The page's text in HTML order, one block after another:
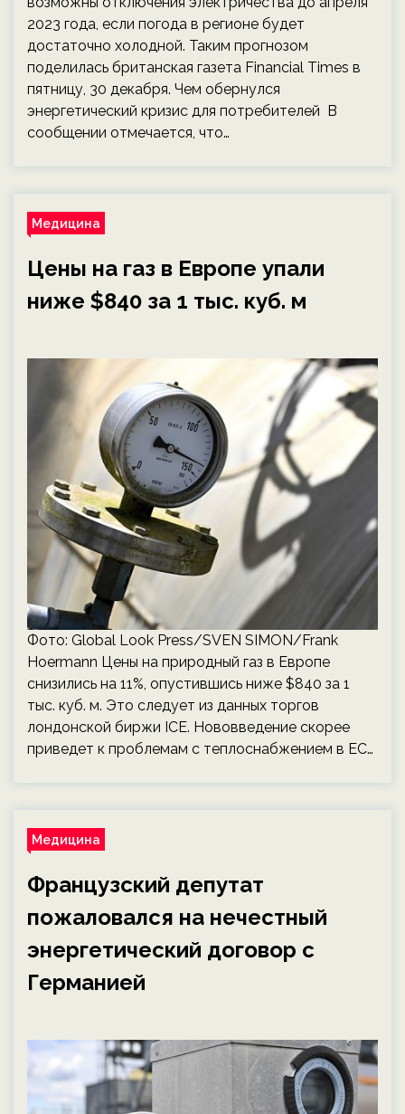
2023 года, если погода в регионе будет
достаточно холодной. Таким прогнозом
поделилась британская газета Financial Times в
пятницу, 30 декабря. Чем обернулся
энергетический кризис для потребителей В
сообщении отмечается, что…
Медицина
Цены на газ в Европе упали
ниже $840 за 1 тыс. куб. м
Фото: Global Look Press/SVEN SIMON/Frank
Hoermann Цены на природный газ в Европе
снизились на 11%, опустившись ниже $840 за 1
тыс. куб. м. Это следует из данных торгов
лондонской биржи ICE. Нововведение скорее
приведет к проблемам с теплоснабжением в ЕС…
Медицина
Французский депутат
пожаловался на нечестный
энергетический договор с
Германией